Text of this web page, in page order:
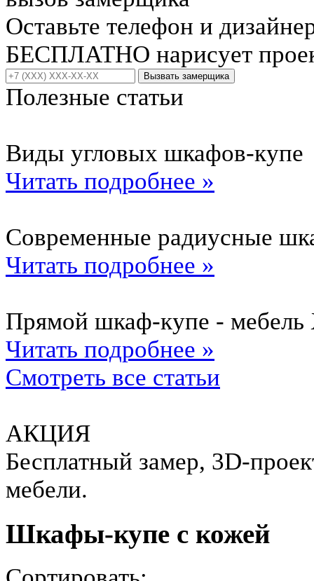
Оставьте телефон и
БЕСПЛАТНО нарисует
Вызвать замерщика
Полезные статьи
Виды угловых шкафов-купе
Читать подробнее »
Современные радиусные
Читать подробнее »
Прямой шкаф-купе - мебель
Читать подробнее »
Смотреть все статьи
АКЦИЯ
Бесплатный замер, 3D-
мебели.
Шкафы-купе с кожей